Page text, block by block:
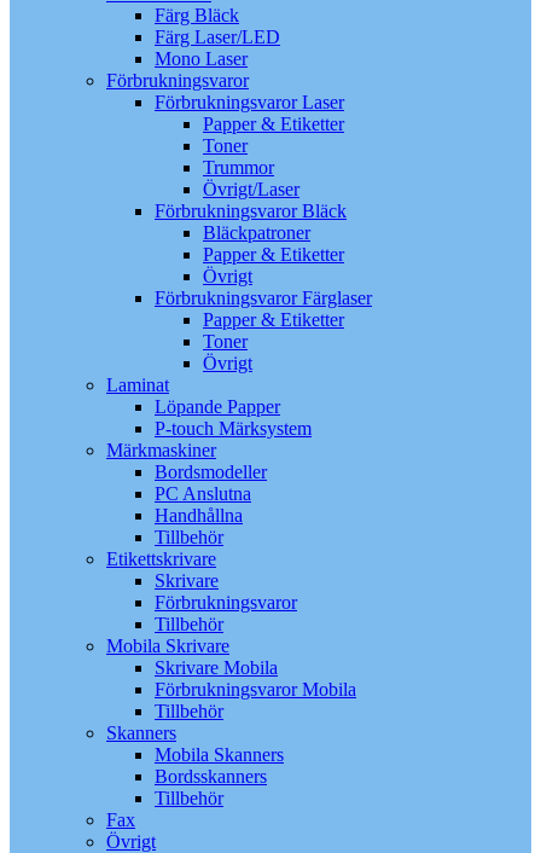
Färg Bläck
Färg Laser/LED
Mono Laser
Förbrukningsvaror
Förbrukningsvaror Laser
Papper & Etiketter
Toner
Trummor
Övrigt/Laser
Förbrukningsvaror Bläck
Bläckpatroner
Papper & Etiketter
Övrigt
Förbrukningsvaror Färglaser
Papper & Etiketter
Toner
Övrigt
Laminat
Löpande Papper
P-touch Märksystem
Märkmaskiner
Bordsmodeller
PC Anslutna
Handhållna
Tillbehör
Etikettskrivare
Skrivare
Förbrukningsvaror
Tillbehör
Mobila Skrivare
Skrivare Mobila
Förbrukningsvaror Mobila
Tillbehör
Skanners
Mobila Skanners
Bordsskanners
Tillbehör
Fax
Övrigt